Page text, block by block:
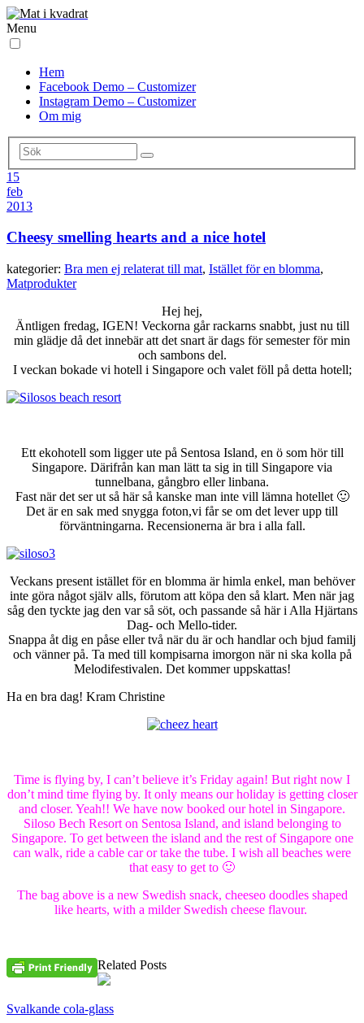
Menu
Hem
Facebook Demo – Customizer
Instagram Demo – Customizer
Om mig
15
feb
2013
Cheesy smelling hearts and a nice hotel
kategorier: Bra men ej relaterat till mat, Istället för en blomma,
Matprodukter
Hej hej,
Äntligen fredag, IGEN! Veckorna går rackarns snabbt, just nu till
min glädje då det innebär att det snart är dags för semester för min
och sambons del.
I veckan bokade vi hotell i Singapore och valet föll på detta hotell;
Ett ekohotell som ligger ute på Sentosa Island, en ö som hör till
Singapore. Därifrån kan man lätt ta sig in till Singapore via
tunnelbana, gångbro eller linbana.
Fast när det ser ut så här så kanske man inte vill lämna hotellet 🙂
Det är en sak med snygga foton,vi får se om det lever upp till
förväntningarna. Recensionerna är bra i alla fall.
Veckans present istället för en blomma är himla enkel, man behöver
inte göra något själv alls, förutom att köpa den så klart. Men när jag
såg den tyckte jag den var så söt, och passande så här i Alla Hjärtans
Dag- och Mello-tider.
Snappa åt dig en påse eller två när du är och handlar och bjud familj
och vänner på. Ta med till kompisarna imorgon när ni ska kolla på
Melodifestivalen. Det kommer uppskattas!
Ha en bra dag! Kram Christine
Time is flying by, I can’t believe it’s Friday again! But right now I
don’t mind time flying by. It only means our holiday is getting closer
and closer. Yeah!! We have now booked our hotel in Singapore.
Siloso Bech Resort on Sentosa Island, and island belonging to
Singapore. To get between the island and the rest of Singapore one
can walk, ride a cable car or take the tube. I wish all beaches were
that easy to get to 🙂
The bag above is a new Swedish snack, cheeseo doodles shaped
like hearts, with a milder Swedish cheese flavour.
Related Posts
Svalkande cola-glass